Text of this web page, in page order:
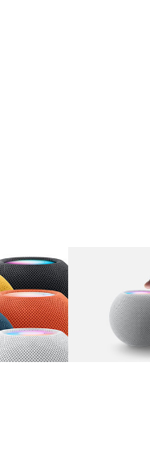
图库 图像 1